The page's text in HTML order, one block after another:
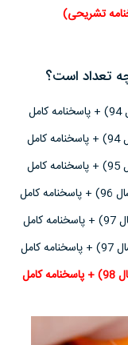
تعداد است؟